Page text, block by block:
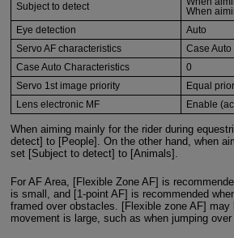
Subject to detect
When
Eye detection
Auto
Servo AF characteristics
Case Auto
Case Auto Characteristics
0
Servo 1st image priority
Equal
Lens electronic MF
Enable
When aiming mainly for the rider during
detect] to [People]. On the other hand, when
set [Subject to detect] to [Animals].
For AF Area, [Flexible Zone AF] is
is small, and [1-point AF] is recommended
framed over obstacles. [Flexible zone AF] may
movement is large, such as when jumping